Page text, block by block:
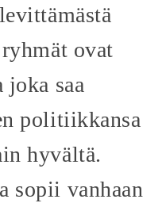
ovat
saa
politiikkansa
hyvältä.
sopii vanhaan